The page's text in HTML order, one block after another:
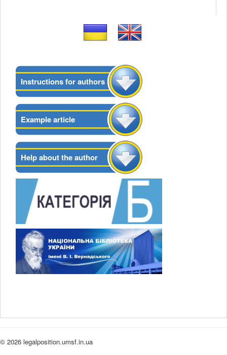
Instructions for authors
Example article
Help about the author
© 2026 legalposition.umsf.in.ua